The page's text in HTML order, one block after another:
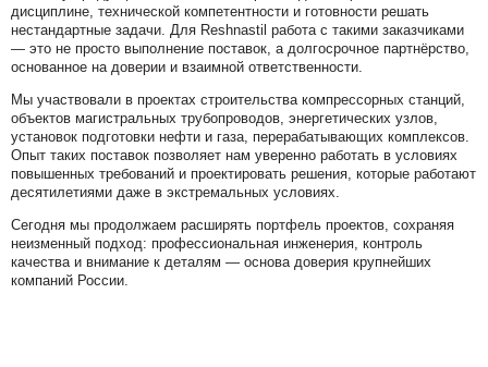
дисциплине, технической компетентности и готовности решать
нестандартные задачи. Для Reshnastil работа с такими заказчиками
— это не просто выполнение поставок, а долгосрочное партнёрство,
основанное на доверии и взаимной ответственности.
Мы участвовали в проектах строительства компрессорных станций,
объектов магистральных трубопроводов, энергетических узлов,
установок подготовки нефти и газа, перерабатывающих комплексов.
Опыт таких поставок позволяет нам уверенно работать в условиях
повышенных требований и проектировать решения, которые работают
десятилетиями даже в экстремальных условиях.
Сегодня мы продолжаем расширять портфель проектов, сохраняя
неизменный подход: профессиональная инженерия, контроль
качества и внимание к деталям — основа доверия крупнейших
компаний России.